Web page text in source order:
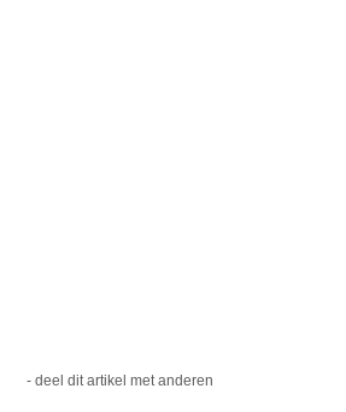
- deel dit artikel met anderen